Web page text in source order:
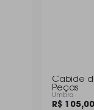
Cabide
Peças
Umbra
R$ 105,00